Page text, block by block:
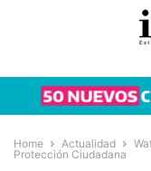
Home Actualidad
Protección Ciudadana